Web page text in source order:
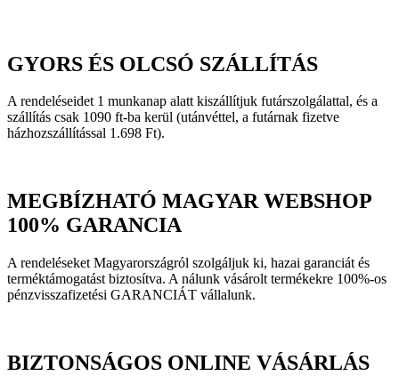
GYORS ÉS OLCSÓ SZÁLLÍTÁS
A rendeléseidet 1 munkanap alatt kiszállítjuk futárszolgálattal, és a
szállítás csak 1090 ft-ba kerül (utánvéttel, a futárnak fizetve
házhozszállítással 1.698 Ft).
MEGBÍZHATÓ MAGYAR WEBSHOP
100% GARANCIA
A rendeléseket Magyarországról szolgáljuk ki, hazai garanciát és
terméktámogatást biztosítva. A nálunk vásárolt termékekre 100%-os
pénzvisszafizetési GARANCIÁT vállalunk.
BIZTONSÁGOS ONLINE VÁSÁRLÁS